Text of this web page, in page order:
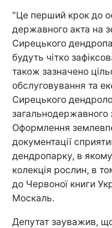
"Це перший крок до
державного акта на
Сирецького
будуть чітко
також зазначено
обслуговування та
Сирецького
загальнодержавного
Оформлення
документації
дендропарку, в якому
колекція рослин, в
до Червоної книги
Москаль.
Депутат зауважив,